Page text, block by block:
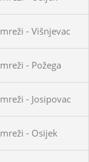
- Višnjevac
- Požega
- Josipovac
- Osijek